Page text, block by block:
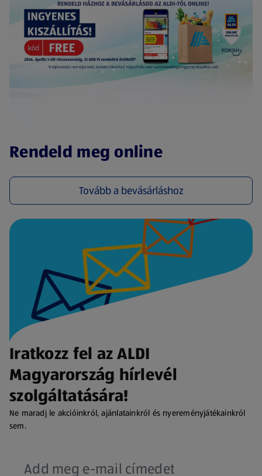
Rendeld meg online
Tovább a bevásárláshoz
(új oldalon nyílik meg)
Iratkozz fel az ALDI
Magyarország hírlevél
szolgáltatására!
Ne maradj le akcióinkról, ajánlatainkról és nyereményjátékainkról
sem.